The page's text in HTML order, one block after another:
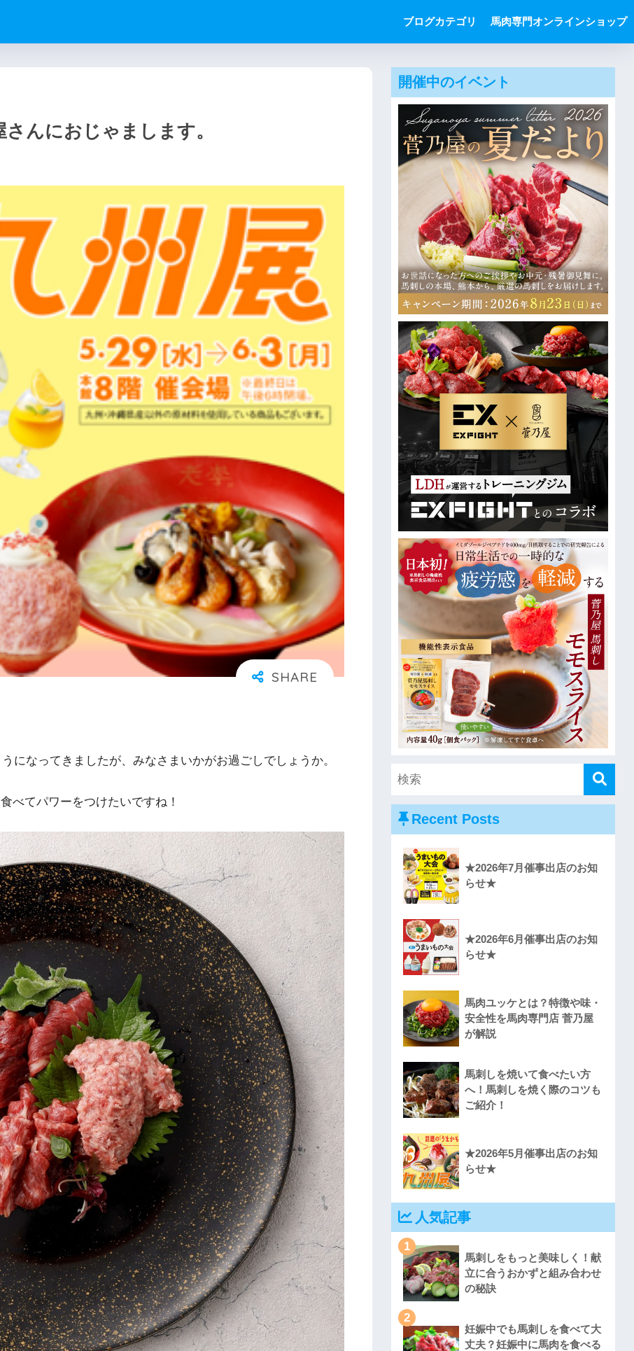
ブログカテゴリ 馬肉専門オンラインショップ
んにおじゃまします。
になってきましたが、みなさまいかがお過ごしでしょうか。
べてパワーをつけたいですね！
開催中のイベント
Recent Posts
★2026年7月催事出店のお知
らせ★
★2026年6月催事出店のお知
らせ★
馬肉ユッケとは？特徴や味・
安全性を馬肉専門店 菅乃屋
が解説
馬刺しを焼いて食べたい方
へ！馬刺しを焼く際のコツも
ご紹介！
★2026年5月催事出店のお知
らせ★
人気記事
1
馬刺しをもっと美味しく！献
立に合うおかずと組み合わせ
の秘訣
2
妊娠中でも馬刺しを食べて大
丈夫？妊娠中に馬肉を食べる